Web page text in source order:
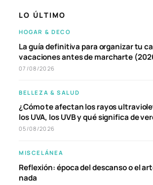
LO ÚLTIMO
HOGAR & DECO
La guía definitiva para organizar tu
vacaciones antes de marcharte
07/08/2026
BELLEZA & SALUD
¿Cómo te afectan los rayos
los UVA, los UVB y qué significa de
05/08/2026
MISCELÁNEA
Reflexión: época del descanso o el
nada